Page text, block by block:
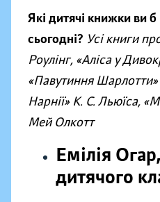
Які дитячі книжки ви
сьогодні? Усі книги
Роулінг, «Аліса у
«Павутиння
Нарнії» К. С. Льюїса,
Мей Олкотт
Емілія
дитячого